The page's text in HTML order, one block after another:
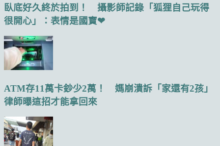
臥底好久終於拍到！ 攝影師記錄「狐狸自己玩得
很開心」：表情是國寶❤
ATM存11萬卡鈔少2萬！ 媽崩潰訴「家還有2孩」
律師曝這招才能拿回來